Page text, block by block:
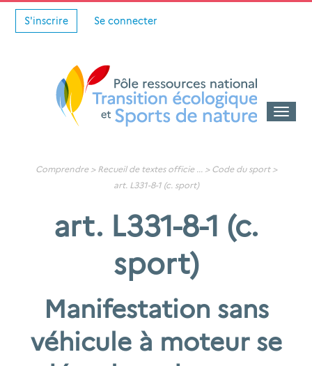
S'inscrire Se connecter
Toggle
Comprendre > Recueil de textes officie... > Code du sport>
art. L331-8-1 (c. sport)
art. L331-8-1 (c.
sport)
Manifestation sans
véhicule à moteur se